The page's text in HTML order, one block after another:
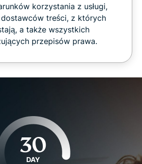
korzystania z usługi,
treści, z których
a także wszystkich
przepisów prawa.
30
DAY